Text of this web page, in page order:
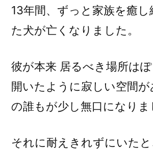
13年間、ずっと家族を癒
た犬が亡くなりました。
彼が本来 居るべき場所は
開いたように寂しい空間が
の誰もが少し無口になりま
それに耐えきれずにいた